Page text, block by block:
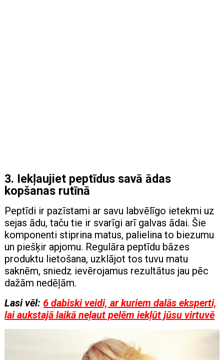
3. Iekļaujiet peptīdus savā ādas
kopšanas rutīnā
Peptīdi ir pazīstami ar savu labvēlīgo ietekmi uz
sejas ādu, taču tie ir svarīgi arī galvas ādai. Šie
komponenti stiprina matus, palielina to biezumu
un piešķir apjomu. Regulāra peptīdu bāzes
produktu lietošana, uzklājot tos tuvu matu
saknēm, sniedz ievērojamus rezultātus jau pēc
dažām nedēļām.
Lasi vēl:6 dabiski veidi, ar kuriem dalās eksperti,
lai aukstajā laikā neļaut pelēm iekļūt jūsu virtuvē